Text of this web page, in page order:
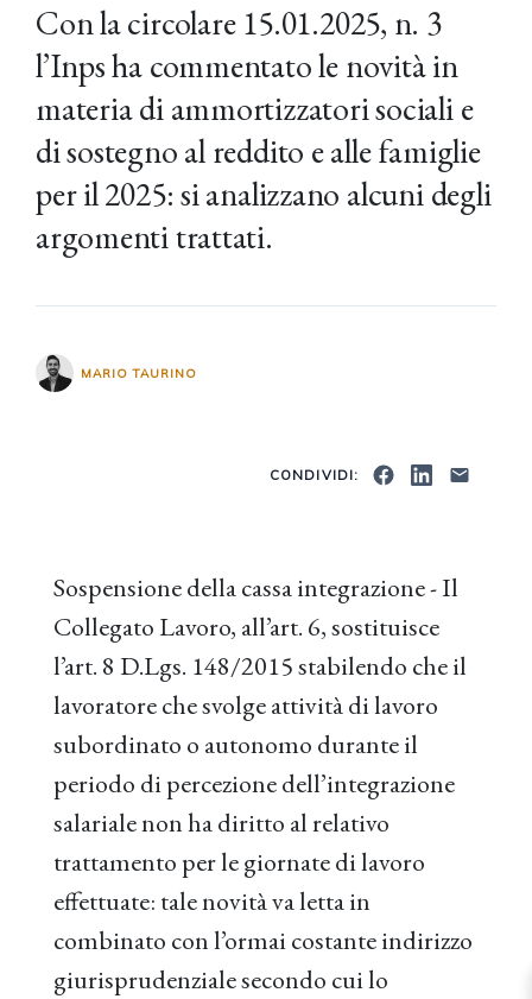
Con la circolare 15.01.2025, n. 3
l’Inps ha commentato le novità in
materia di ammortizzatori sociali e
di sostegno al reddito e alle famiglie
per il 2025: si analizzano alcuni degli
argomenti trattati.
MARIO TAURINO
CONDIVIDI:
Sospensione della cassa integrazione - Il
Collegato Lavoro, all’art. 6, sostituisce
l’art. 8 D.Lgs. 148/2015 stabilendo che il
lavoratore che svolge attività di lavoro
subordinato o autonomo durante il
periodo di percezione dell’integrazione
salariale non ha diritto al relativo
trattamento per le giornate di lavoro
effettuate: tale novità va letta in
combinato con l’ormai costante indirizzo
giurisprudenziale secondo cui lo